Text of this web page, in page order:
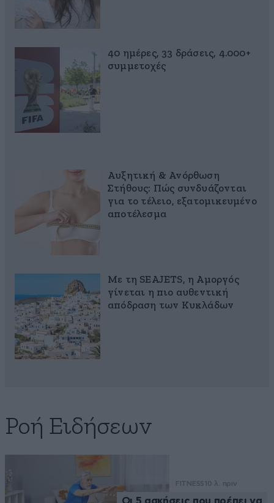
40 ημέρες, 33 δράσεις, 4.000+
συμμετοχές
Αυξητική & Ανόρθωση
Στήθους: Πώς συνδυάζονται
για το τέλειο, εξατομικευμένο
αποτέλεσμα
Με τη SEAJETS, η Αμοργός
γίνεται η πιο αυθεντική
απόδραση των Κυκλάδων
Ροή Ειδήσεων
FITNESS 10 λ. πριν